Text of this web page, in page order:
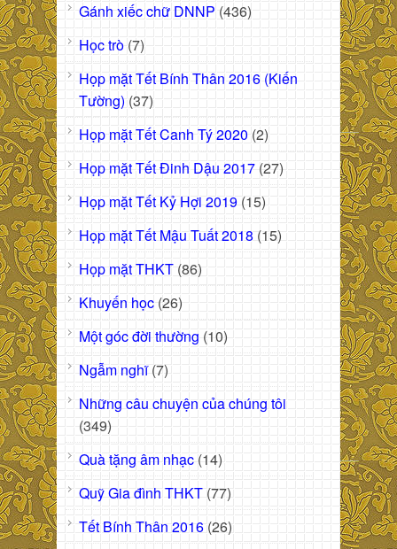
Gánh xiếc chữ DNNP (436)
Học trò (7)
Họp mặt Tết Bính Thân 2016 (Kiến
Tường) (37)
Họp mặt Tết Canh Tý 2020 (2)
Họp mặt Tết Đinh Dậu 2017 (27)
Họp mặt Tết Kỷ Hợi 2019 (15)
Họp mặt Tết Mậu Tuất 2018 (15)
Họp mặt THKT (86)
Khuyến học (26)
Một góc đời thường (10)
Ngẫm nghĩ(7)
Những câu chuyện của chúng tôi
(349)
Quà tặng âm nhạc (14)
Quỹ Gia đình THKT (77)
Tết Bính Thân 2016 (26)